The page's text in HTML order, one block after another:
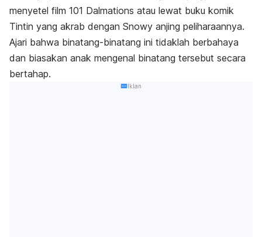
menyetel film 101 Dalmations atau lewat buku komik
Tintin yang akrab dengan Snowy anjing peliharaannya.
Ajari bahwa binatang-binatang ini tidaklah berbahaya
dan biasakan anak mengenal binatang tersebut secara
bertahap.
Iklan